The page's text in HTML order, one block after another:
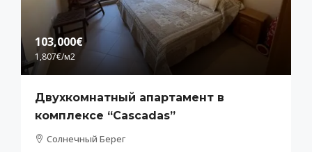
103,000€
1,807€/м2
Двухкомнатный апартамент в
комплексе “Cascadas”
Солнечный Берег